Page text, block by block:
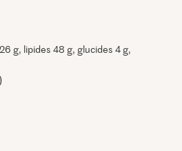
g, lipides 48 g, glucides 4 g,